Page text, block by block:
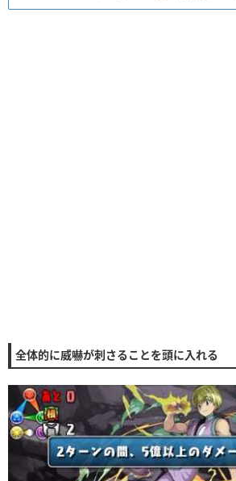
全体的に威嚇が刺さることを頭に入れる